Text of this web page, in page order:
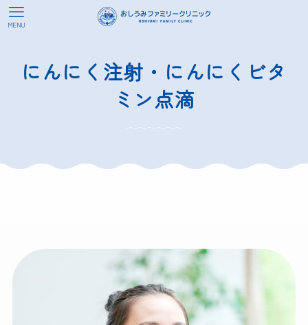
MENU
にんにく注射・にんにくビタ
ミン点滴